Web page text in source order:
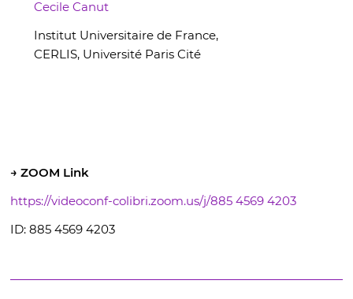
Cecile Canut
Institut Universitaire de France,
CERLIS, Université Paris Cité
→ ZOOM Link
https://videoconf-colibri.zoom.us/j/885 4569 4203
ID: 885 4569 4203